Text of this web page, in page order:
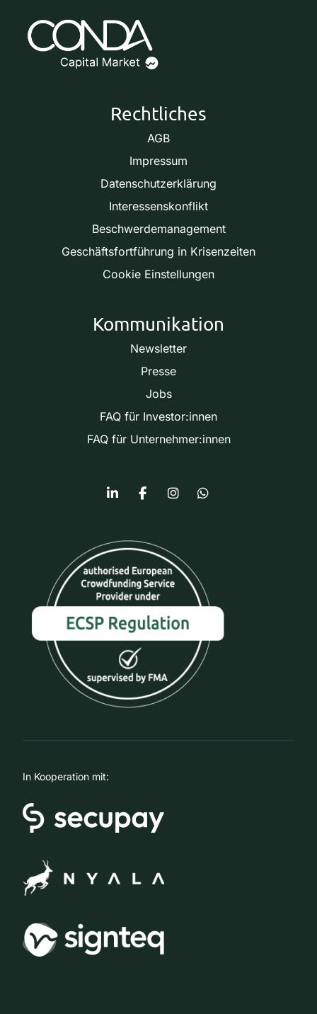
Rechtliches
AGB
Impressum
Datenschutzerklärung
Interessenskonflikt
Beschwerdemanagement
Geschäftsfortführung in Krisenzeiten
Cookie Einstellungen
Kommunikation
Newsletter
Presse
Jobs
FAQ für Investor:innen
FAQ für Unternehmer:innen
In Kooperation mit: